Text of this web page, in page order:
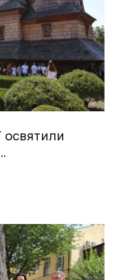
освятили